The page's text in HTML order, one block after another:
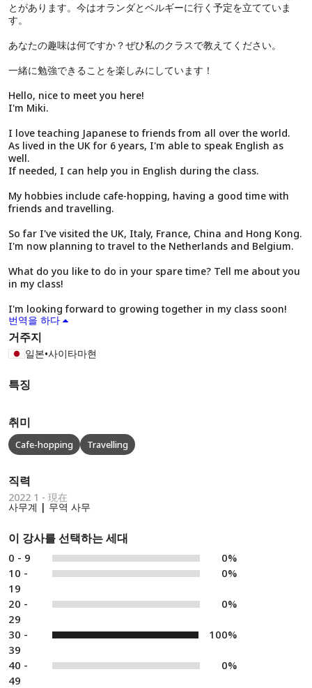
とがあります。今はオランダとベルギーに行く予定を立てていま
す。
あなたの趣味は何ですか？ぜひ私のクラスで教えてください。
一緒に勉強できることを楽しみにしています！
Hello, nice to meet you here!
I'm Miki.
I love teaching Japanese to friends from all over the world.
As lived in the UK for 6 years, I'm able to speak English as
well.
If needed, I can help you in English during the class.
My hobbies include cafe-hopping, having a good time with
friends and travelling.
So far I've visited the UK, Italy, France, China and Hong Kong.
I'm now planning to travel to the Netherlands and Belgium.
What do you like to do in your spare time? Tell me about you
in my class!
I'm looking forward to growing together in my class soon!
번역을 하다
거주지
일본•사이타마현
특징
취미
Cafe-hopping Travelling
직력
2022 1 - 現在
사무계 | 무역 사무
이 강사를 선택하는 세대
0 - 9
0%
10 -
19
0%
20 -
29
0%
30 -
39
100%
40 -
49
0%